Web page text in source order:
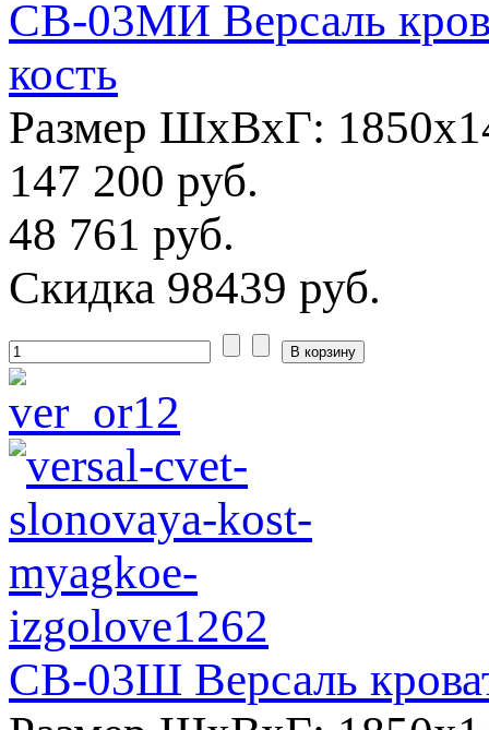
СВ-03МИ Версаль
кость
Размер ШхВхГ:
147 200 руб.
48 761 руб.
Скидка 98439 руб.
СВ-03Ш Версаль